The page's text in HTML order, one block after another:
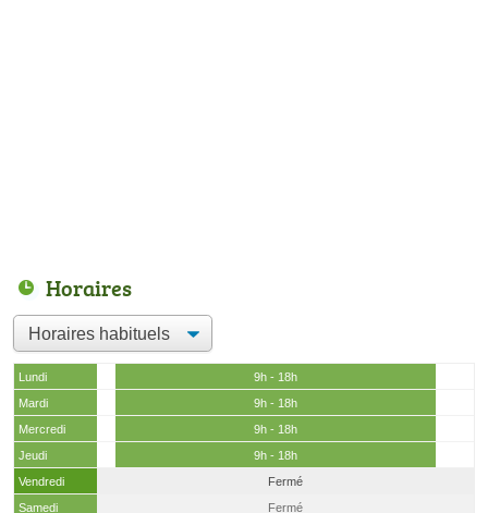
Horaires
Lundi
9h - 18h
Mardi
9h - 18h
Mercredi
9h - 18h
Jeudi
9h - 18h
Vendredi
Fermé
Samedi
Fermé